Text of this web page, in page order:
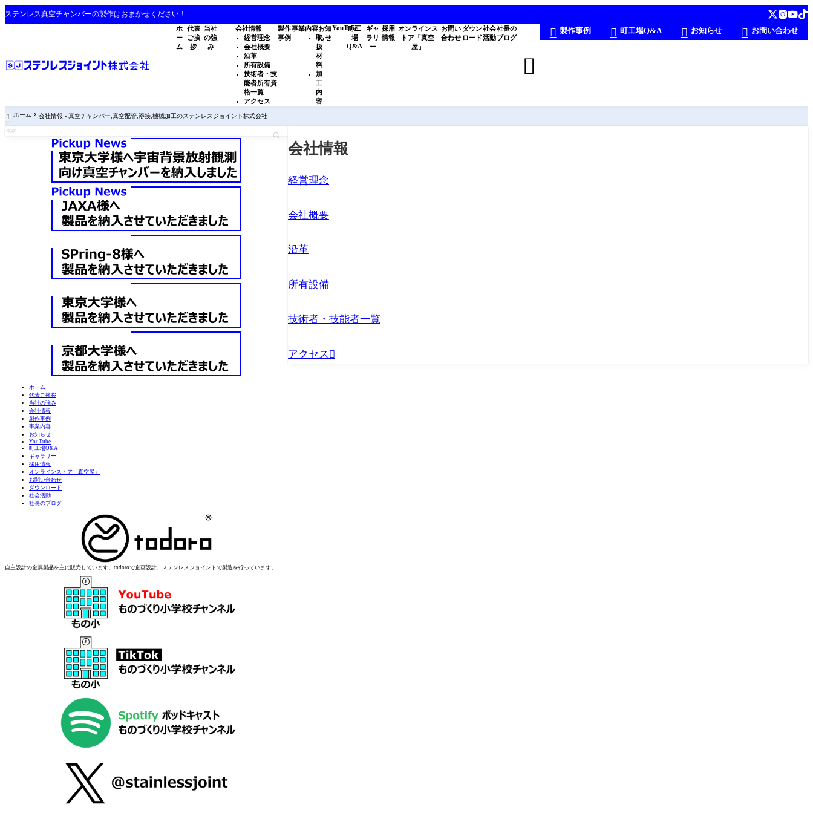
ステンレス真空チャンバーの製作はおまかせください！
ホ
ー
ム
代表
ご挨
拶
当社
の強
み
会社情報
経営理念
会社概要
沿革
所有設備
技術者・技
能者所有資
格一覧
アクセス
製作
事例
事業内容
取
扱
材
料
加
工
内
容
お知
らせ
YouTube
町工
場
Q&A
ギャ
ラリ
ー
採用
情報
オンラインス
トア「真空
屋」
お問い
合わせ
ダウン
ロード
社会
活動
社長の
ブログ

 製作事例  町工場Q&A  お知らせ  お問い合わせ
 ホーム 会社情報 - 真空チャンバー,真空配管,溶接,機械加工のステンレスジョイント株式会社
ホーム
代表ご挨拶
当社の強み
会社情報
製作事例
事業内容
お知らせ
YouTube
町工場Q&A
ギャラリー
採用情報
オンラインストア「真空屋」
お問い合わせ
ダウンロード
社会活動
社長のブログ
自主設計の金属製品を主に販売しています。todoroで企画設計、ステンレスジョイントで製造を行っています。
会社情報
経営理念
会社概要
沿革
所有設備
技術者・技能者一覧
アクセス